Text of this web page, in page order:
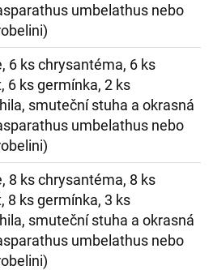
umbelathus nebo
6 ks chrysantéma, 6 ks
6 ks germínka, 2 ks
smuteční stuha a okrasná
umbelathus nebo
8 ks chrysantéma, 8 ks
8 ks germínka, 3 ks
smuteční stuha a okrasná
umbelathus nebo